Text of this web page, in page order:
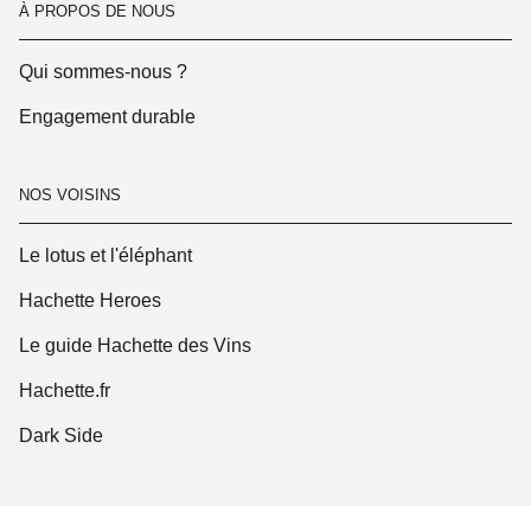
À PROPOS DE NOUS
Qui sommes-nous ?
Engagement durable
NOS VOISINS
Le lotus et l'éléphant
Hachette Heroes
Le guide Hachette des Vins
Hachette.fr
Dark Side